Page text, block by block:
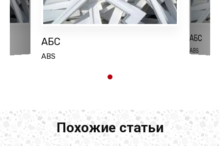
АБС
ABS
АБС
ABS
Похожие статьи